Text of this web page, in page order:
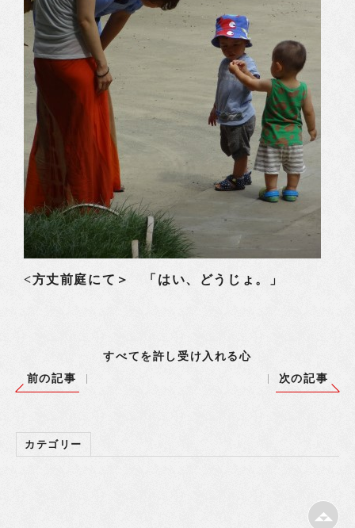
<方丈前庭にて＞ 「はい、どうじょ。」
すべてを許し受け入れる心
前の記事
次の記事
カテゴリー